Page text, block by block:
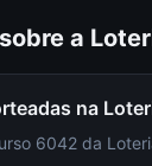
a
na
6042 da